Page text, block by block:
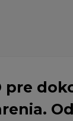
pre